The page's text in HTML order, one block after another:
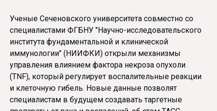
Ученые Сеченовского университета совместно со
специалистами ФГБНУ "Научно-исследовательского
института фундаментальной и клинической
иммунологии" (НИИФКИ) открыли механизмы
управления влиянием фактора некроза опухоли
(TNF), который регулирует воспалительные реакции
и клеточную гибель. Новые данные позволят
специалистам в будущем создавать таргетные